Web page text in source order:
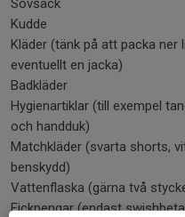
Sovsäck
Kudde
Kläder (tänk på att packa ner
eventuellt en jacka)
Badkläder
Hygienartiklar (till exempel
och handduk)
Matchkläder (svarta shorts,
benskydd)
Vattenflaska (gärna två
Fickpengar (endast